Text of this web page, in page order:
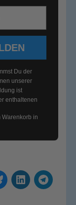
Du der
unserer
ist
enthaltenen
Warenkorb in